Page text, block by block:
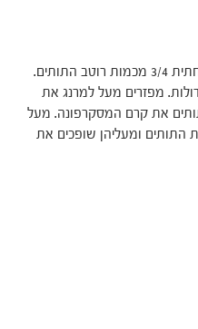
בצלחת עמוקה (מרקייה) מניחים בתחתית 3/4 מכמות רוטב התותים.
מפזרים מעל למרנג את
את קרם המסקרפונה. מעל
התותים ומעליהן שופכים את